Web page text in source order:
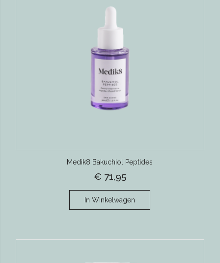
Medik8 Bakuchiol Peptides
€ 71,95
In Winkelwagen